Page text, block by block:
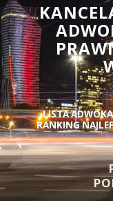
LISTA
RANKING